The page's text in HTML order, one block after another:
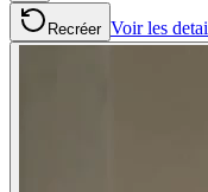
Recréer Voir les